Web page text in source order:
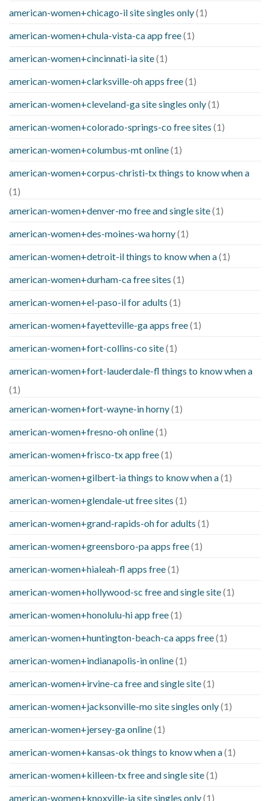
american-women+chicago-il site singles only(1)
american-women+chula-vista-ca app free(1)
american-women+cincinnati-ia site(1)
american-women+clarksville-oh apps free(1)
american-women+cleveland-ga site singles only(1)
american-women+colorado-springs-co free sites (1)
american-women+columbus-mt online(1)
american-women+corpus-christi-tx things to know when a
(1)
american-women+denver-mo free and single site(1)
american-women+des-moines-wa horny(1)
american-women+detroit-il things to know when a(1)
american-women+durham-ca free sites (1)
american-women+el-paso-il for adults (1)
american-women+fayetteville-ga apps free(1)
american-women+fort-collins-co site(1)
american-women+fort-lauderdale-fl things to know when a
(1)
american-women+fort-wayne-in horny(1)
american-women+fresno-oh online(1)
american-women+frisco-tx app free(1)
american-women+gilbert-ia things to know when a(1)
american-women+glendale-ut free sites (1)
american-women+grand-rapids-oh for adults (1)
american-women+greensboro-pa apps free(1)
american-women+hialeah-fl apps free(1)
american-women+hollywood-sc free and single site(1)
american-women+honolulu-hi app free(1)
american-women+huntington-beach-ca apps free(1)
american-women+indianapolis-in online(1)
american-women+irvine-ca free and single site(1)
american-women+jacksonville-mo site singles only(1)
american-women+jersey-ga online(1)
american-women+kansas-ok things to know when a(1)
american-women+killeen-tx free and single site(1)
american-women+knoxville-ia site singles only(1)